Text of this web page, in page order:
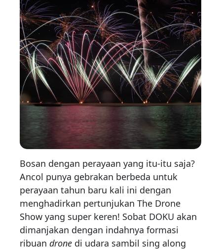
Bosan dengan perayaan yang itu-itu saja?
Ancol punya gebrakan berbeda untuk
perayaan tahun baru kali ini dengan
menghadirkan pertunjukan The Drone
Show yang super keren! Sobat DOKU akan
dimanjakan dengan indahnya formasi
ribuan drone di udara sambil sing along